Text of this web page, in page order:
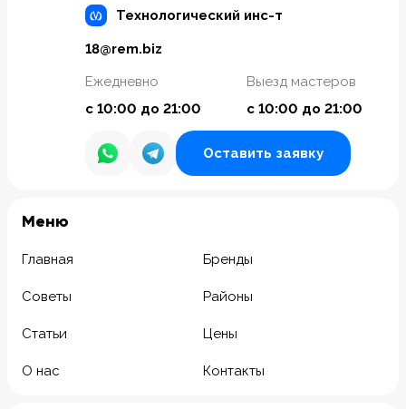
Технологический инс-т
18@rem.biz
Ежедневно
с 10:00 до 21:00
Выезд мастеров
с 10:00 до 21:00
Оставить заявку
Meню
Главная Бренды
Советы Районы
Статьи Цены
О нас Контакты